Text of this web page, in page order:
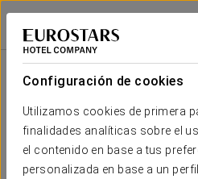
Configuración de cookies
Utilizamos cookies de primera
finalidades analíticas sobre el
el contenido en base a tus
personalizada en base a un
Eurostars Zona Rosa Suites
CIUDAD DE MÉXICO, CDMX
Tu
Sala
Girasoles
21 m
altura
8 -
Alcatraces